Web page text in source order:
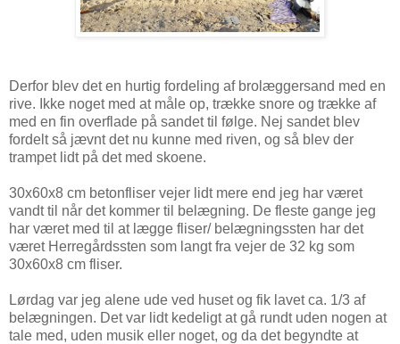
Derfor blev det en hurtig fordeling af brolæggersand med en
rive. Ikke noget med at måle op, trække snore og trække af
med en fin overflade på sandet til følge. Nej sandet blev
fordelt så jævnt det nu kunne med riven, og så blev der
trampet lidt på det med skoene.
30x60x8 cm betonfliser vejer lidt mere end jeg har været
vandt til når det kommer til belægning. De fleste gange jeg
har været med til at lægge fliser/ belægningssten har det
været Herregårdssten som langt fra vejer de 32 kg som
30x60x8 cm fliser.
Lørdag var jeg alene ude ved huset og fik lavet ca. 1/3 af
belægningen. Det var lidt kedeligt at gå rundt uden nogen at
tale med, uden musik eller noget, og da det begyndte at